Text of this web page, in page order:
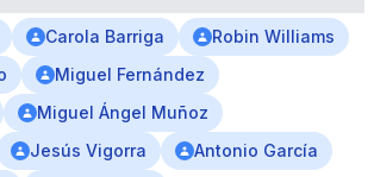
Carola Barriga
Robin Williams
Miguel Fernández
Miguel Ángel Muñoz
Jesús Vigorra
Antonio García